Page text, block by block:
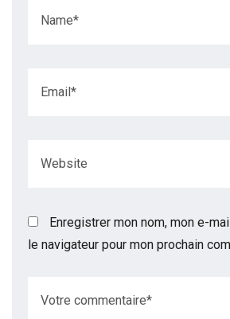
Enregistrer mon nom, mon e-
le navigateur pour mon prochain